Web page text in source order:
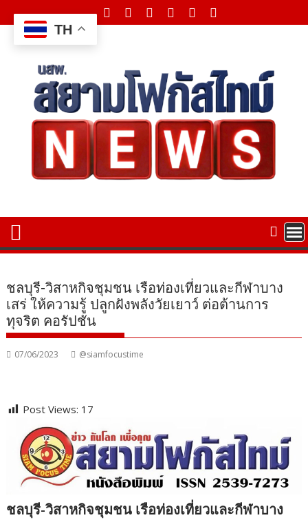
to
content
ชลบุรี-วิสาหกิจชุมชน เรือท่องเที่ยวและกีฬาบาง
เสร่ ให้ความรู้ ปลูกฝังพลังวัยเยาว์ ต่อต้านการ
ทุจริต คอรัปชั่น
07/06/2023 @siamfocustime
Post Views: 17
ชลบุรี-วิสาหกิจชุมชน เรือท่องเที่ยวและกีฬาบาง
TH